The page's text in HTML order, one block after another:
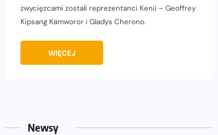
zwycięzcami zostali reprezentanci Kenii – Geoffrey
Kipsang Kamworor i Gladys Cherono.
WIĘCEJ
Newsy